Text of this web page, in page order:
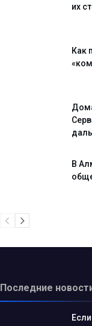
их
Как
В
Последние